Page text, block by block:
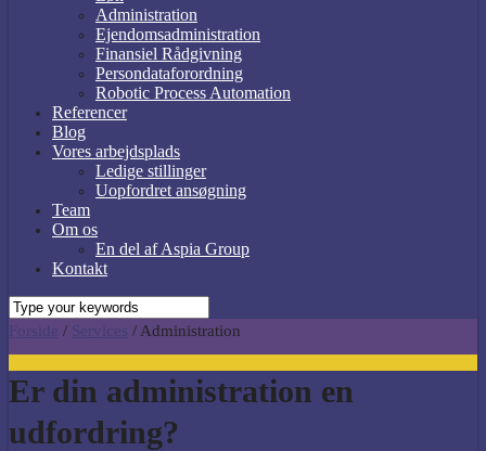
Administration
Ejendomsadministration
Finansiel Rådgivning
Persondataforordning
Robotic Process Automation
Referencer
Blog
Vores arbejdsplads
Ledige stillinger
Uopfordret ansøgning
Team
Om os
En del af Aspia Group
Kontakt
Forside / Services / Administration
Er din administration en
udfordring?